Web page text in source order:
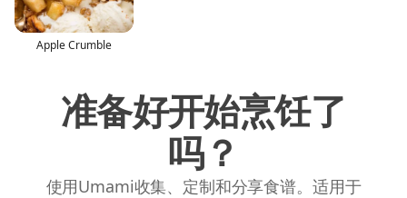
Apple Crumble
准备好开始烹饪了
吗？
使用Umami收集、定制和分享食谱。适用于